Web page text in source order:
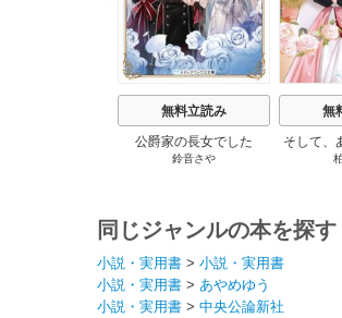
無料立読み
公爵家の長女でした
鈴音さや
無
そして、
同じジャンルの本を探す
小説・実用書 > 小説・実用書
小説・実用書 > あやめゆう
小説・実用書 > 中央公論新社